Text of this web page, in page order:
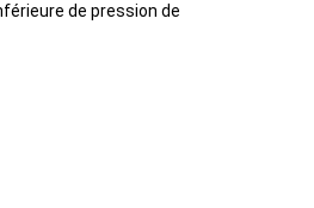
de pression de